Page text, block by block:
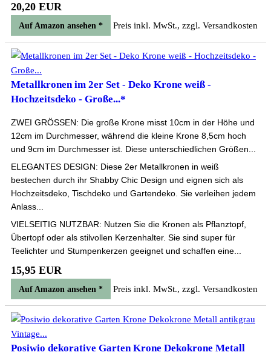
20,20 EUR
Auf Amazon ansehen * Preis inkl. MwSt., zzgl. Versandkosten
Metallkronen im 2er Set - Deko Krone weiß -
Hochzeitsdeko - Große...*
ZWEI GRÖSSEN: Die große Krone misst 10cm in der Höhe und
12cm im Durchmesser, während die kleine Krone 8,5cm hoch
und 9cm im Durchmesser ist. Diese unterschiedlichen Größen...
ELEGANTES DESIGN: Diese 2er Metallkronen in weiß
bestechen durch ihr Shabby Chic Design und eignen sich als
Hochzeitsdeko, Tischdeko und Gartendeko. Sie verleihen jedem
Anlass...
VIELSEITIG NUTZBAR: Nutzen Sie die Kronen als Pflanztopf,
Übertopf oder als stilvollen Kerzenhalter. Sie sind super für
Teelichter und Stumpenkerzen geeignet und schaffen eine...
15,95 EUR
Auf Amazon ansehen * Preis inkl. MwSt., zzgl. Versandkosten
Posiwio dekorative Garten Krone Dekokrone Metall